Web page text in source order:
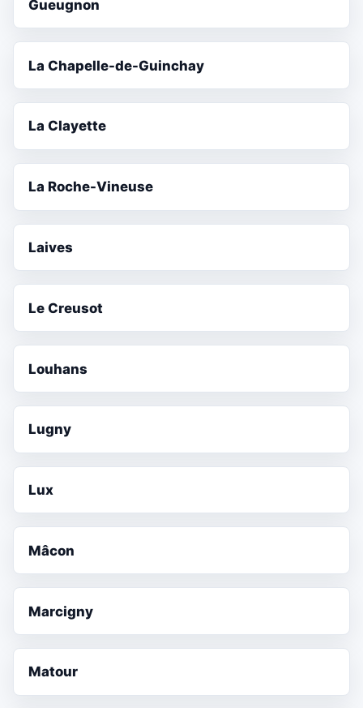
Gueugnon
La Chapelle-de-Guinchay
La Clayette
La Roche-Vineuse
Laives
Le Creusot
Louhans
Lugny
Lux
Mâcon
Marcigny
Matour